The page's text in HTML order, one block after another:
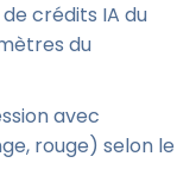
crédits IA du
du
avec
rouge) selon le